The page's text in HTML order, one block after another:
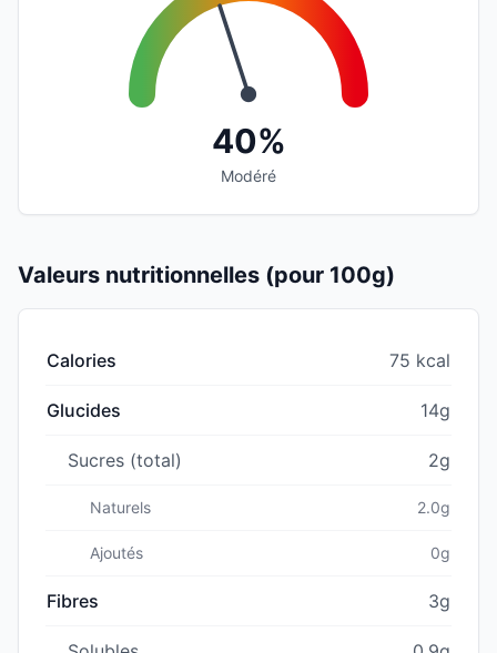
40%
Modéré
Valeurs nutritionnelles (pour 100g)
Calories 75 kcal
Glucides 14g
Sucres (total) 2g
Naturels 2.0g
Ajoutés 0g
Fibres 3g